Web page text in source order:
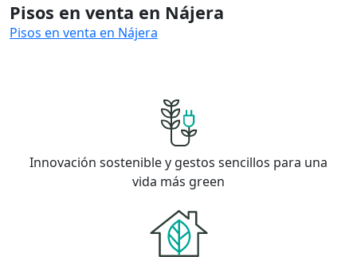
Pisos en venta en Nájera
Pisos en venta en Nájera
Innovación sostenible y gestos sencillos para una
vida más green